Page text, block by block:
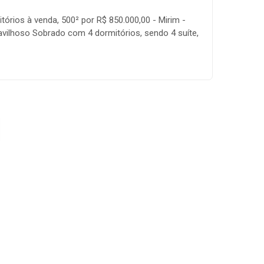
à venda, 500² por R$ 850.000,00 - Mirim -
Sobrado com 4 dormitórios, sendo 4 suíte,
área construída, 6 vagas de garagem.